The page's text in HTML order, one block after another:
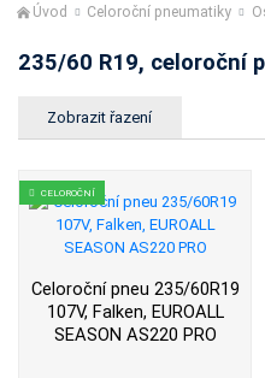
Úvod Celoroční pneumatiky
235/60 R19, celoroční
CELOROČNÍ
Celoroční pneu 235/60R19
107V, Falken, EUROALL
SEASON AS220 PRO